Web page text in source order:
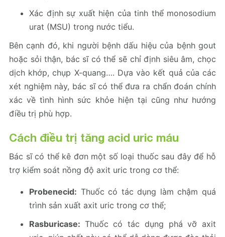
Xác định sự xuất hiện của tinh thể monosodium
urat (MSU) trong nước tiểu.
Bên cạnh đó, khi người bệnh dấu hiệu của bệnh gout
hoặc sỏi thận, bác sĩ có thể sẽ chỉ định siêu âm, chọc
dịch khớp, chụp X-quang…. Dựa vào kết quả của các
xét nghiệm này, bác sĩ có thể đưa ra chẩn đoán chính
xác về tình hình sức khỏe hiện tại cũng như hướng
điều trị phù hợp.
Cách điều trị tăng acid uric máu
Bác sĩ có thể kê đơn một số loại thuốc sau đây để hỗ
trợ kiểm soát nồng độ axit uric trong cơ thể:
Probenecid: Thuốc có tác dụng làm chậm quá
trình sản xuất axit uric trong cơ thể;
Rasburicase: Thuốc có tác dụng phá vỡ axit